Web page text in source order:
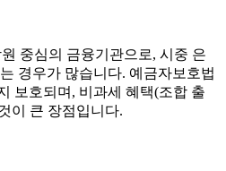
중심의 금융기관으로, 시중 은
경우가 많습니다. 예금자보호법
보호되며, 비과세 혜택(조합 출
이 큰 장점입니다.